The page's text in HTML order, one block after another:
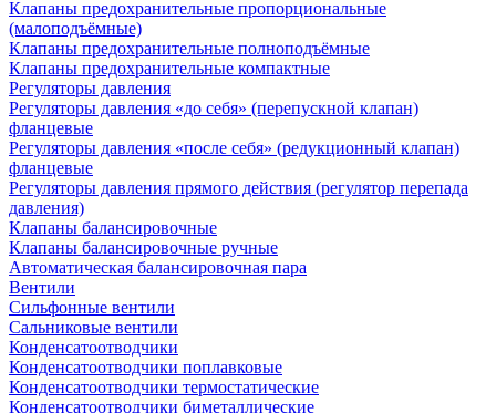
Клапаны предохранительные пропорциональные
(малоподъёмные)
Клапаны предохранительные полноподъёмные
Клапаны предохранительные компактные
Регуляторы давления
Регуляторы давления «до себя» (перепускной клапан)
фланцевые
Регуляторы давления «после себя» (редукционный клапан)
фланцевые
Регуляторы давления прямого действия (регулятор перепада
давления)
Клапаны балансировочные
Клапаны балансировочные ручные
Автоматическая балансировочная пара
Вентили
Сильфонные вентили
Сальниковые вентили
Конденсатоотводчики
Конденсатоотводчики поплавковые
Конденсатоотводчики термостатические
Конденсатоотводчики биметаллические